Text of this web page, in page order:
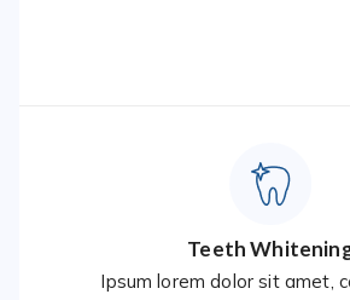
Teeth
Ipsum lorem dolor sit amet,